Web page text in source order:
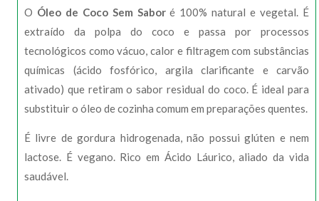
O Óleo de Coco Sem Saboré 100% natural e vegetal. É
extraído da polpa do coco e passa por processos
tecnológicos como vácuo, calor e filtragem com substâncias
químicas (ácido fosfórico, argila clarificante e carvão
ativado) que retiram o sabor residual do coco. É ideal para
substituir o óleo de cozinha comum em preparações quentes.
É livre de gordura hidrogenada, não possui glúten e nem
lactose. É vegano. Rico em Ácido Láurico, aliado da vida
saudável.